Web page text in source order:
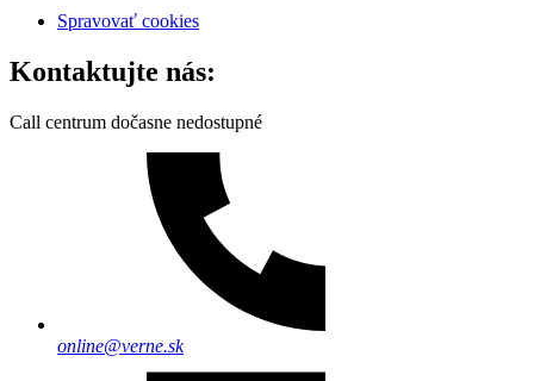
Spravovať cookies
Kontaktujte nás:
Call centrum dočasne nedostupné
online@verne.sk